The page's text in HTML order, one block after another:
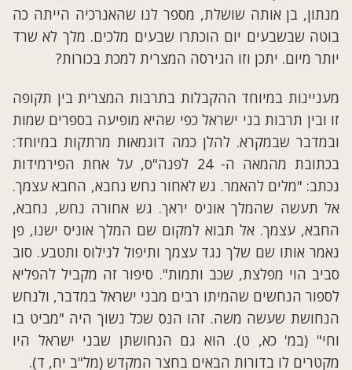
מנתון, בן אותה שושלת, מספר לנו שהאנרכיה הייתה כה
בוטה שבשבעים ‏יום הוכתרו שבעים מלכים. מלך לא שרד
יותר מיום. יתכן וזו הגירסה המצרית למכת בכורות?
מעניינות במיוחד ההקבלות בתרבות המצרית בין תקופה
זו ובין תרבות בני ישראל כפי שהיא מופיעה בספרים שמות
ובמדבר שבמקרא. להלן כמה דוגמאות מרתקות במיוחד:
בכתובת מהמאה ה- 24 לפנה"ס, על אחת הפירמידות
נכתב: "מלים להאמר. גש לאחור נחש נחבא, החבא עצמך.
אל תעשה שהמלך אוניס יראך. גש אחורה נחש, נחבא,
החבא, עצמך. אל תבוא למקום שם המלך אוניס ישנו, פן
נאמר אותו שם שלך נגד עצמך ותיפול לנילוס ותטבע. סוב
סביב הוי מפלצת, שכב ותמות". סיפור זה מקביל להפליא
לספור הנחשים שהמיתו רבים מבני ישראל במדבר, ולנחש
הנחושת שעשה משה. זהו הנס שכל נשוך היה "מביט בו
וחי" (במ' כא, ט). הוא גם הנחושתן שבני ישראל היו
מקטרים לו בדורות הבאים בחצר המקדש (מל"ב יח, ד).